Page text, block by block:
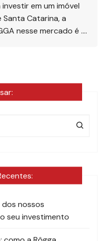
em um imóvel
Catarina, a
nesse mercado é ….
nossos
seu investimento